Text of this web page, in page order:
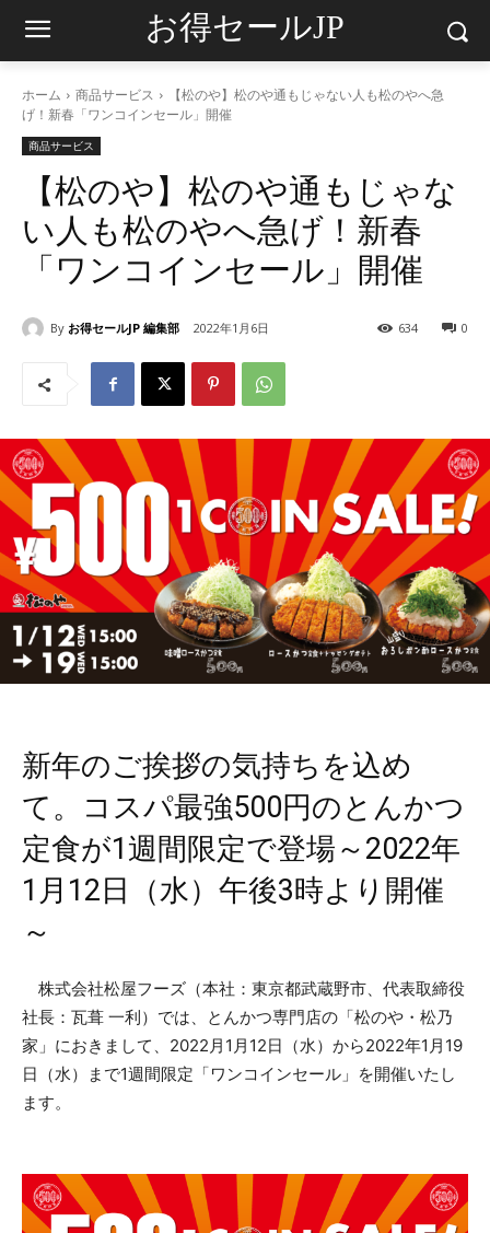
お得セールJP
ホーム 商品サービス
【松のや】松のや通もじゃない人も松のやへ急
げ！新春「ワンコインセール」開催
商品サービス
【松のや】松のや通もじゃな
い人も松のやへ急げ！新春
「ワンコインセール」開催
By お得セールJP 編集部 2022年1月6日 0
634
新年のご挨拶の気持ちを込め
て。コスパ最強500円のとんかつ
定食が1週間限定で登場～2022年
1月12日（水）午後3時より開催
～
株式会社松屋フーズ（本社：東京都武蔵野市、代表取締役
社長：瓦葺 一利）では、とんかつ専門店の「松のや・松乃
家」におきまして、2022月1月12日（水）から2022年1月19
日（水）まで1週間限定「ワンコインセール」を開催いたし
ます。